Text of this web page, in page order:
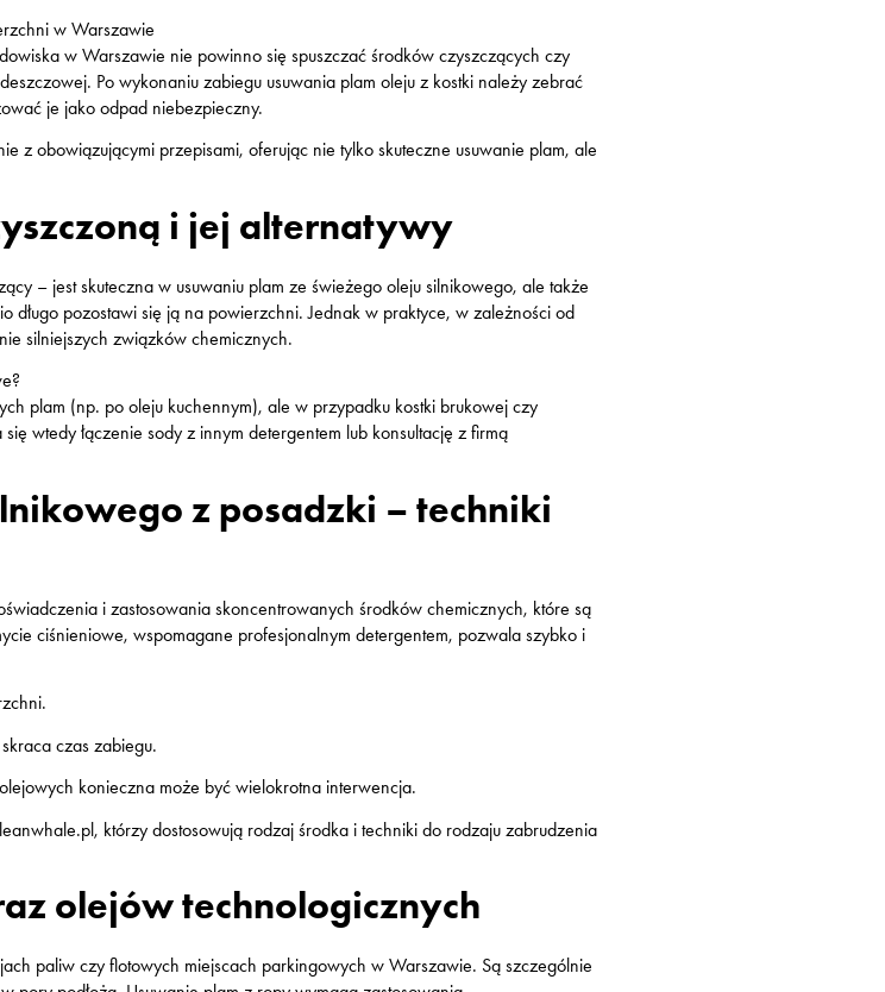
w Warszawie
w Warszawie nie powinno się spuszczać środków czyszczących czy
Po wykonaniu zabiegu usuwania plam oleju z kostki należy zebrać
je jako odpad niebezpieczny.
z obowiązującymi przepisami, oferując nie tylko skuteczne usuwanie plam, ale
i jej alternatywy
– jest skuteczna w usuwaniu plam ze świeżego oleju silnikowego, ale także
długo pozostawi się ją na powierzchni. Jednak w praktyce, w zależności od
silniejszych związków chemicznych.
plam (np. po oleju kuchennym), ale w przypadku kostki brukowej czy
wtedy łączenie sody z innym detergentem lub konsultację z firmą
z posadzki – techniki
i zastosowania skoncentrowanych środków chemicznych, które są
ciśnieniowe, wspomagane profesjonalnym detergentem, pozwala szybko i
czas zabiegu.
konieczna może być wielokrotna interwencja.
którzy dostosowują rodzaj środka i techniki do rodzaju zabrudzenia
olejów technologicznych
paliw czy flotowych miejscach parkingowych w Warszawie. Są szczególnie